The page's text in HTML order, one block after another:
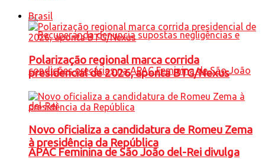
APAC Feminina de São João del-Rei divulga
Brasil
Polarização regional marca corrida
presidencial de 2026, aponta BTG/Nexus
Novo oficializa a candidatura de Romeu Zema
à presidência da República